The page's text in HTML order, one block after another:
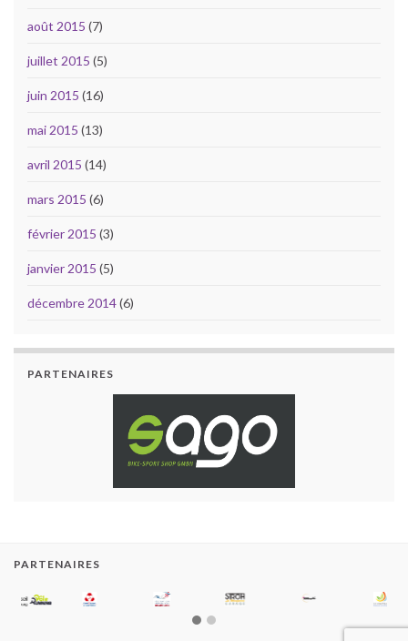
août 2015 (7)
juillet 2015 (5)
juin 2015 (16)
mai 2015 (13)
avril 2015 (14)
mars 2015 (6)
février 2015 (3)
janvier 2015 (5)
décembre 2014(6)
PARTENAIRES